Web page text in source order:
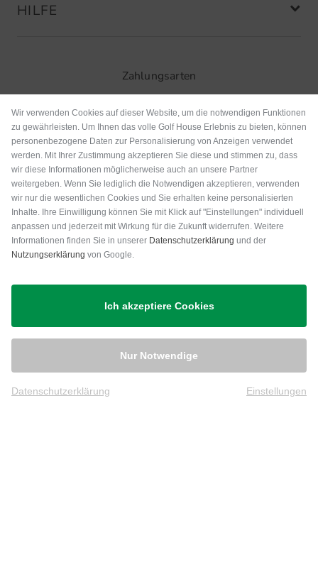
HILFE
Zahlungsarten
Versand
Wir verwenden Cookies auf dieser Website, um die notwendigen Funktionen
zu gewährleisten. Um Ihnen das volle Golf House Erlebnis zu bieten, können
personenbezogene Daten zur Personalisierung von Anzeigen verwendet
werden. Mit Ihrer Zustimmung akzeptieren Sie diese und stimmen zu, dass
wir diese Informationen möglicherweise auch an unsere Partner
weitergeben. Wenn Sie lediglich die Notwendigen akzeptieren, verwenden
wir nur die wesentlichen Cookies und Sie erhalten keine personalisierten
Inhalte. Ihre Einwilligung können Sie mit Klick auf "Einstellungen" individuell
anpassen und jederzeit mit Wirkung für die Zukunft widerrufen. Weitere
Informationen finden Sie in unserer Datenschutzerklärung und der
Nutzungserklärung von Google.
Ich akzeptiere Cookies
Nur Notwendige
Datenschutzerklärung Einstellungen